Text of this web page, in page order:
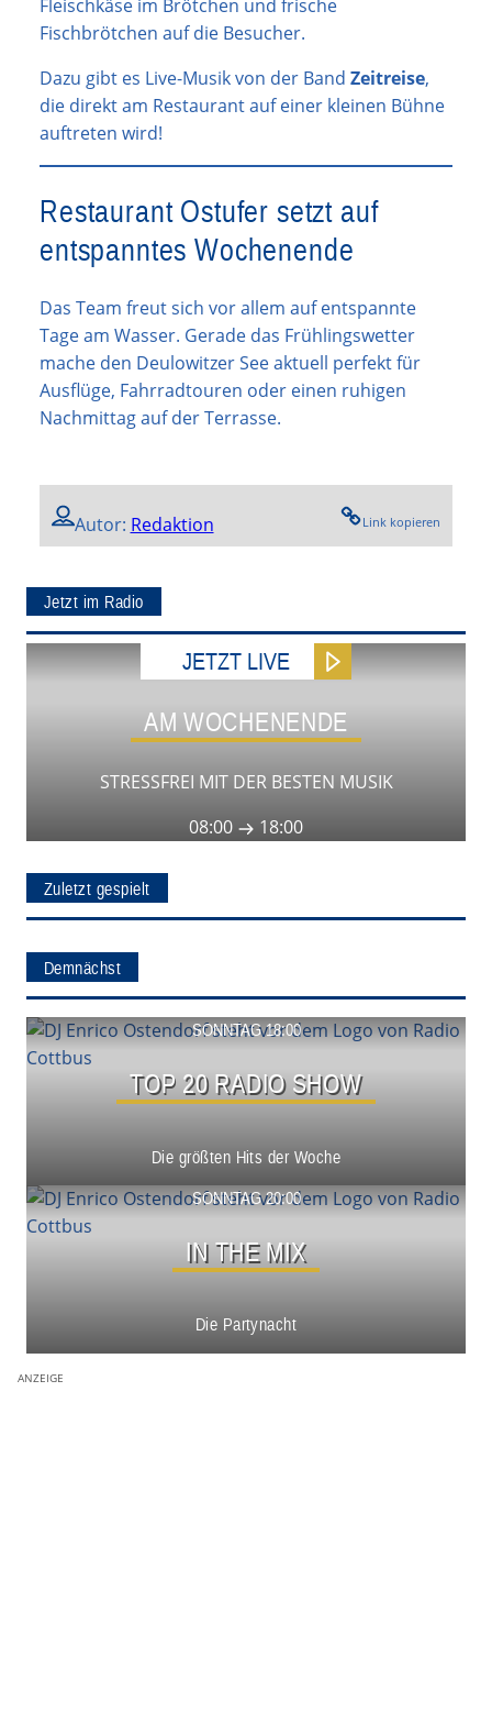
Fleischkäse im Brötchen und frische
Fischbrötchen auf die Besucher.
Dazu gibt es Live-Musik von der Band Zeitreise,
die direkt am Restaurant auf einer kleinen Bühne
auftreten wird!
Restaurant Ostufer setzt auf
entspanntes Wochenende
Das Team freut sich vor allem auf entspannte
Tage am Wasser. Gerade das Frühlingswetter
mache den Deulowitzer See aktuell perfekt für
Ausflüge, Fahrradtouren oder einen ruhigen
Nachmittag auf der Terrasse.
Autor: Redaktion Link kopieren
Jetzt im Radio
JETZT LIVE
AM WOCHENENDE
STRESSFREI MIT DER BESTEN MUSIK
08:00
18:00
Zuletzt gespielt
Demnächst
SONNTAG 18:00
TOP 20 RADIO SHOW
Die größten Hits der Woche
Show ansehen
SONNTAG 20:00
IN THE MIX
Die Partynacht
Show ansehen